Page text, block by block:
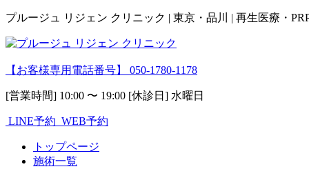
プルージュ リジェン クリニック | 東京・品川 | 再生医療・
【お客様専用電話番号】 050-1780-1178
[営業時間] 10:00 〜 19:00 [休診日] 水曜日
LINE予約 WEB予約
トップページ
施術一覧